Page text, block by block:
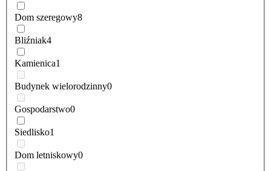
Dom szeregowy8
Bliźniak4
Kamienica1
Budynek wielorodzinny0
Gospodarstwo0
Siedlisko1
Dom letniskowy0